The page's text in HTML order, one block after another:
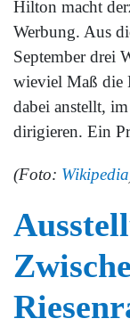
Hilton macht
Werbung. Aus
September drei
wieviel Maß die
dabei anstellt,
dirigieren. Ein
(Foto: Wikipedia